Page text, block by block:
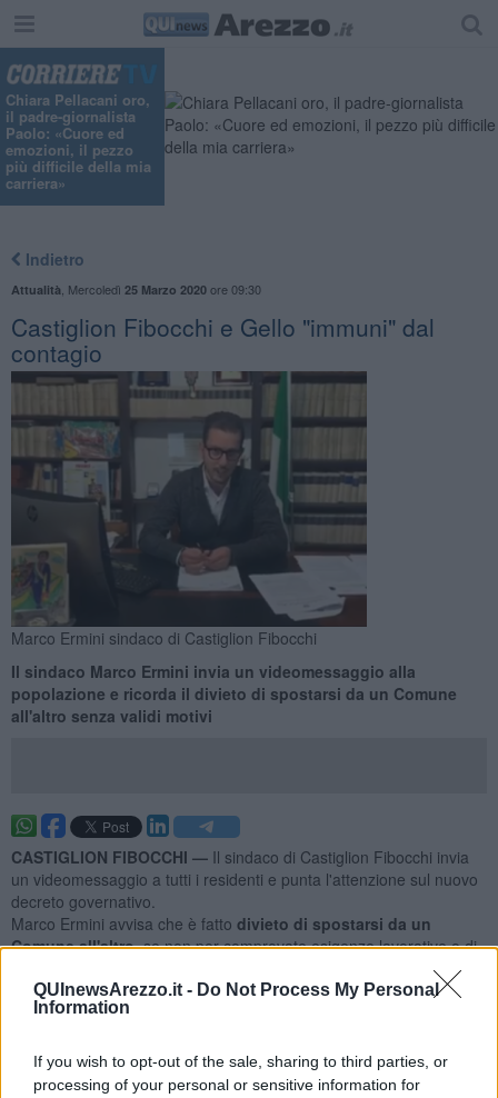
QUInewsArezzo.it - Do Not Process My Personal
Information
If you wish to opt-out of the sale, sharing to third parties, or
processing of your personal or sensitive information for
Chiara Pellacani oro,
il padre-giornalista
Paolo: «Cuore ed
emozioni, il pezzo
più difficile della mia
carriera»
Indietro
Attualità Mercoledì 25 Marzo 2020ore 09:30
Castiglion Fibocchi e Gello "immuni" dal
contagio
Marco Ermini sindaco di Castiglion Fibocchi
Il sindaco Marco Ermini invia un videomessaggio alla
popolazione e ricorda il divieto di spostarsi da un Comune
all'altro senza validi motivi
CASTIGLION FIBOCCHI — Il sindaco di Castiglion Fibocchi invia
un videomessaggio a tutti i residenti e punta l'attenzione sul nuovo
decreto governativo.
Marco Ermini avvisa che è fatto divieto di spostarsi da un
Comune all'altro,se non per comprovate esigenze lavorative o di
L'effetto più evidente di questa disposizione, quindi, è che non sarà